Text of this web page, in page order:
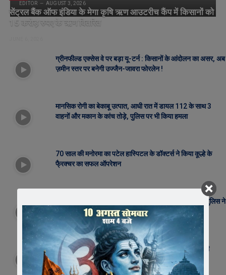
EDITOR AUGUST 3, 2026
सेंट्रल बैंक ऑफ इंडिया के मेगा कृषि ऋण आउटरीच कैंप में किसानों को
15 करोड़ रुपए के ऋण वितरित
ग्रीनफील्ड एक्सेस वे पर बड़ा यू-टर्न : किसानों के आंदोलन का असर, अब
ज़मीन स्तर पर बनेगी उज्जैन-जावरा फोरलेन !
मानसिक रोगी का बेकाबू उत्पात, आधी रात में डायल 112 के साथ 3
वाहनों और मकान के कांच तोड़े, पुलिस पर भी किया हमला
70 साल की मनोरमा का पटेल हास्पिटल के डॉक्टर्स ने किया कूल्हे के
फै्रक्चर का सफल ऑपरेशन
100 ग्राम एमडी के साथ रतलाम के 02 युवक गिरफ्तार, रिंगनोद पुलिस ने
एमडी सहित जब्त किया 18 लाख का मश्रुका
DECEMBER 25, 2024
वीरेन्द्रसिंह सोलंकी के मंच से प्रत्याशी घोषित कर गए जितु पटवारी
SEPTEMBER 22, 2023